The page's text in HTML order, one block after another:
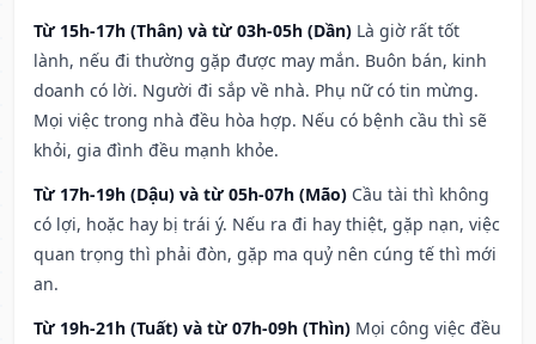
Từ 15h-17h (Thân) và từ 03h-05h (Dần) Là giờ rất tốt
lành, nếu đi thường gặp được may mắn. Buôn bán, kinh
doanh có lời. Người đi sắp về nhà. Phụ nữ có tin mừng.
Mọi việc trong nhà đều hòa hợp. Nếu có bệnh cầu thì sẽ
khỏi, gia đình đều mạnh khỏe.
Từ 17h-19h (Dậu) và từ 05h-07h (Mão) Cầu tài thì không
có lợi, hoặc hay bị trái ý. Nếu ra đi hay thiệt, gặp nạn, việc
quan trọng thì phải đòn, gặp ma quỷ nên cúng tế thì mới
an.
Từ 19h-21h (Tuất) và từ 07h-09h (Thìn) Mọi công việc đều